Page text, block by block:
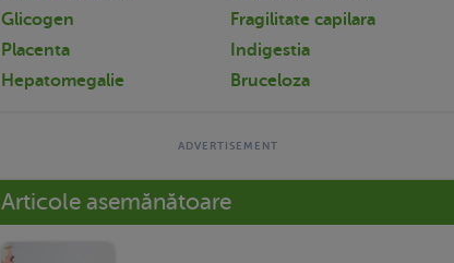
Glicogen
Fragilitate capilara
Placenta
Indigestia
Hepatomegalie
Bruceloza
Articole asemănătoare